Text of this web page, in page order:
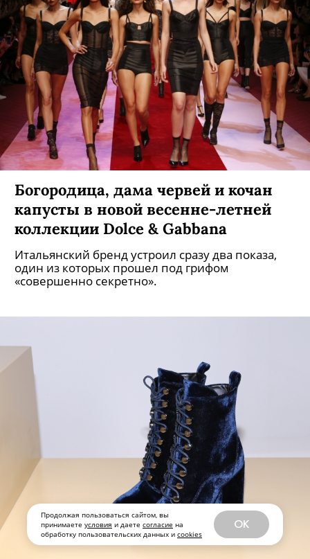
Продолжая пользоваться сайтом, вы
принимаете условия и даете согласие на
обработку пользовательских данных и cookies
OK